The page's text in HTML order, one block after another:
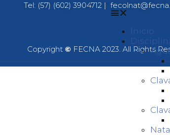
Inicio
Tel: (57) (602) 3904712 |
Copyright © FECNA 2023. All Rights